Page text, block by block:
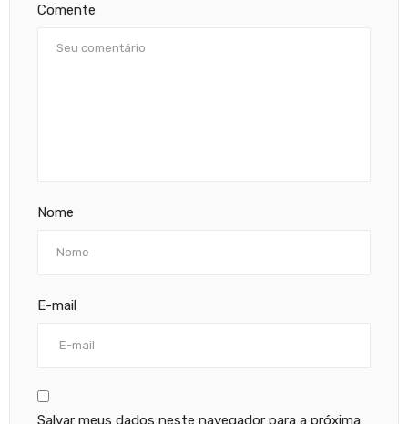
Comente
Nome
E-mail
Salvar meus dados neste navegador para a próxima